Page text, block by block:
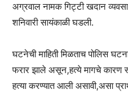
अग्रवाल नामक गिट्टी खदान
शनिवारी सायंकाळी घडली.
घटनेची माहिती मिळताच पोलिस
फरार झाले असून,हत्ये मागचे कारण
हत्या करण्यात आली असावी,असा